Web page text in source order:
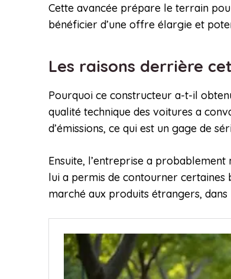
Cette avancée prépare le terrain
bénéficier d’une offre élargie et
Les raisons derrière
Pourquoi ce constructeur a-t-il
qualité technique des voitures a
d’émissions, ce qui est un gage de
Ensuite, l’entreprise a
lui a permis de contourner certaines
marché aux produits étrangers,